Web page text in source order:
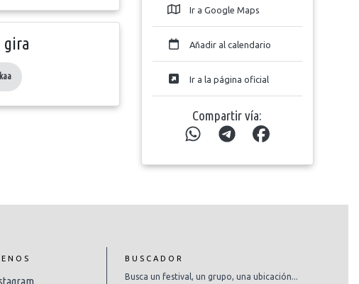
gira
Ir a Google Maps
Añadir al calendario
Ir a la página oficial
Compartir vía:
BUSCADOR
Busca un festival, un grupo, una ubicación...